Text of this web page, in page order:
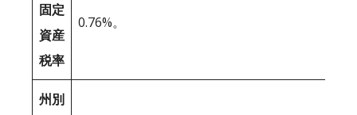
固定
資産
税率
0.76%。
州別